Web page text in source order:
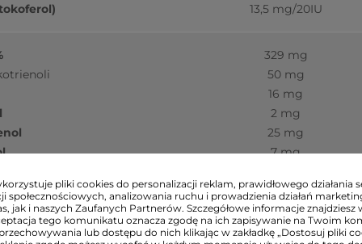
13,5 mg/20IU
329 mg
50 mg
16 mg
2 mg
25 mg
7 mg
E (jako d-alfa-tokoferol), kompleks tokotrienoli (d-
kompleks tokoferoli (miks tokoferoli, d-alfa
pliki cookies do personalizacji reklam, prawidłowego działania
społecznościowych, analizowania ruchu i prowadzienia działań
jak i naszych Zaufanych Partnerów. Szczegółowe informacje znajdziesz
tego komunikatu oznacza zgodę na ich zapisywanie na Twoim
lub dostępu do nich klikając w zakładkę „Dostosuj pliki